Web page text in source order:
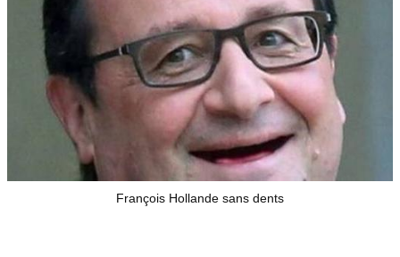
François Hollande sans dents